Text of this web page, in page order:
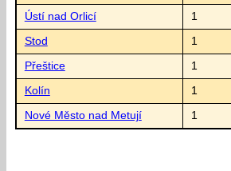
Ústí nad Orlicí 1
Stod 1
Přeštice 1
Kolín 1
Nové Město nad Metují 1